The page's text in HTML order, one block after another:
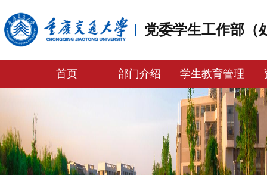
党委学生工作部（
首页 部门介绍 学生教育管理